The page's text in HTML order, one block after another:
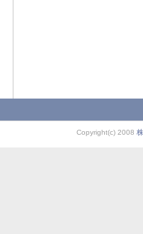
Copyright(c) 2008